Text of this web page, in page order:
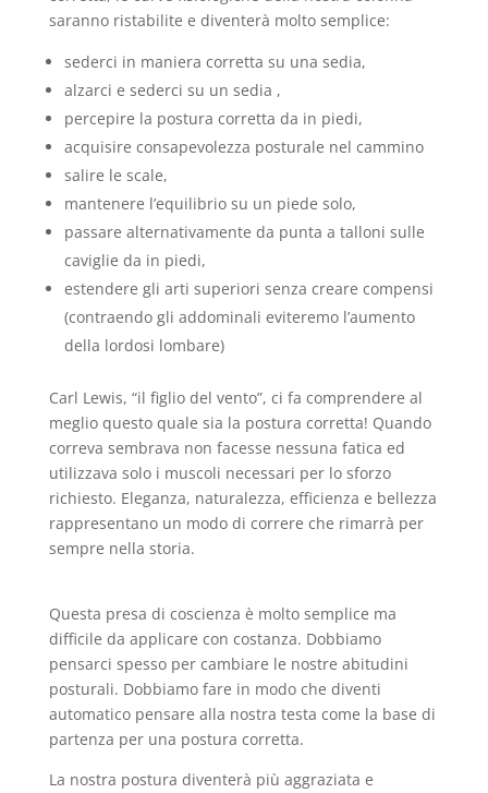
saranno ristabilite e diventerà molto semplice:
sederci in maniera corretta su una sedia,
alzarci e sederci su un sedia ,
percepire la postura corretta da in piedi,
acquisire consapevolezza posturale nel cammino
salire le scale,
mantenere l’equilibrio su un piede solo,
passare alternativamente da punta a talloni sulle
caviglie da in piedi,
estendere gli arti superiori senza creare compensi
(contraendo gli addominali eviteremo l’aumento
della lordosi lombare)
Carl Lewis, “il figlio del vento”, ci fa comprendere al
meglio questo quale sia la postura corretta! Quando
correva sembrava non facesse nessuna fatica ed
utilizzava solo i muscoli necessari per lo sforzo
richiesto. Eleganza, naturalezza, efficienza e bellezza
rappresentano un modo di correre che rimarrà per
sempre nella storia.
Questa presa di coscienza è molto semplice ma
difficile da applicare con costanza. Dobbiamo
pensarci spesso per cambiare le nostre abitudini
posturali. Dobbiamo fare in modo che diventi
automatico pensare alla nostra testa come la base di
partenza per una postura corretta.
La nostra postura diventerà più aggraziata e